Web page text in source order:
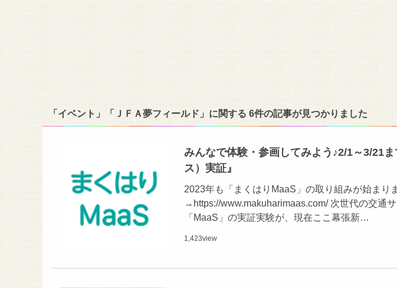
「イベント」「ＪＦＡ夢フィールド」に関する 6件の記事が見つかりました
みんなで体験・参画してみよう♪2/1～3/21
ス）実証』
2023年も「まくはりMaaS」の取り組みが始まり
→https://www.makuharimaas.com/ 次世代の交通
「MaaS」の実証実験が、現在ここ幕張新…
1,423view